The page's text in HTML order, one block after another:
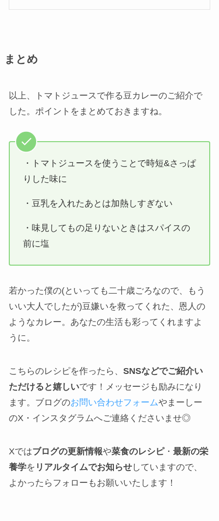
まとめ
以上、トマトジュースで作る豆カレーのご紹介で
した。ポイントをまとめておきますね。
・トマトジュースを使うことで時短&さっぱ
りした味に
・豆乳を入れたあとは加熱しすぎない
・味見してもの足りないときはスパイスの
前に塩
若かった僕の(といっても二十歳ごろなので、もう
いい大人でしたが)豆嫌いを救ってくれた、恩人の
ようなカレー。あなたの生活も彩ってくれますよ
うに。
こちらのレシピを作ったら、 SNSなどでご紹介い
ただけると嬉しいです！メッセージも励みになり
ます。ブログのお問い合わせフォームやまーしー
のX・インスタグラムへご連絡くださいませ◎
Xではブログの更新情報や菜食のレシピ・ 最新の栄
養学を リアルタイムでお知らせしていますので、
よかったらフォローもお願いいたします！